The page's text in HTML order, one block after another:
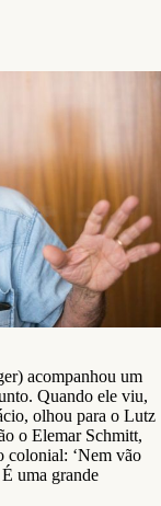
acompanhou um
Quando ele viu,
olhou para o Lutz
o Elemar Schmitt,
colonial: ‘Nem vão
uma grande